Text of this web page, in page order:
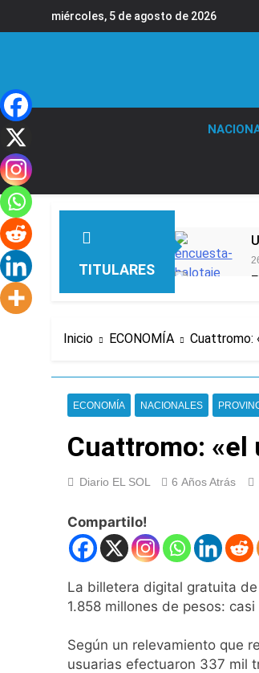
miércoles, 5 de agosto de 2026
TITULARES
3
3
6
9
Inicio ECONOMÍA Cuattromo:
ECONOMÍA NACIONALES
Cuattromo: «el
Diario EL SOL 6 Años Atrás
Compartilo!
La billetera digital gratuita
1.858 millones de pesos:
Según un relevamiento que
usuarias efectuaron 337 mil